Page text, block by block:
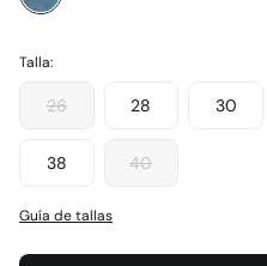
Talla:
26 28 30
38 40
Guía de tallas